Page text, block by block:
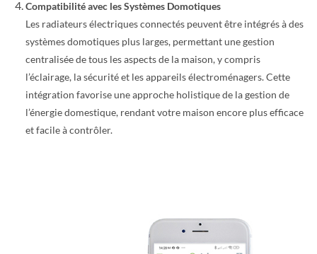
Compatibilité avec les Systèmes Domotiques
Les radiateurs électriques connectés peuvent être intégrés à des
systèmes domotiques plus larges, permettant une gestion
centralisée de tous les aspects de la maison, y compris
l’éclairage, la sécurité et les appareils électroménagers. Cette
intégration favorise une approche holistique de la gestion de
l’énergie domestique, rendant votre maison encore plus efficace
et facile à contrôler.